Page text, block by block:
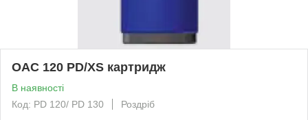
OAC 120 PD/XS картридж
В наявності
Код: PD 120/ PD 130
Роздріб